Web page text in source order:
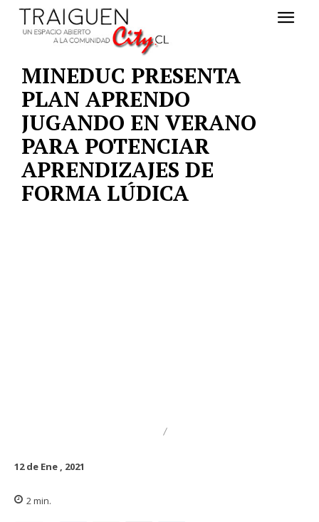
MINEDUC PRESENTA
PLAN APRENDO
JUGANDO EN VERANO
PARA POTENCIAR
APRENDIZAJES DE
FORMA LÚDICA
12 de Ene , 2021
2 min.